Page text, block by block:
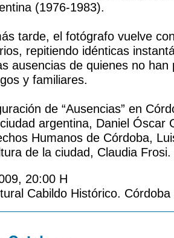
(1976-1983).
tarde, el fotógrafo vuelve
repitiendo idénticas
ausencias de quienes no han
y familiares.
de “Ausencias” en
argentina, Daniel Óscar
Humanos de Córdoba,
de la ciudad, Claudia Frosi.
20:00 H
Cabildo Histórico.